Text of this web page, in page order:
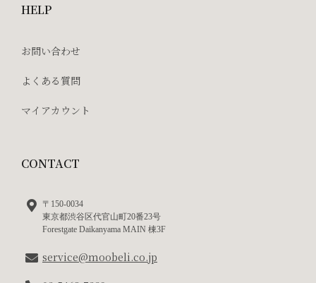
HELP
お問い合わせ
よくある質問
マイアカウント
CONTACT
〒150-0034
東京都渋谷区代官山町20番23号
Forestgate Daikanyama MAIN 棟3F
service@moobeli.co.jp